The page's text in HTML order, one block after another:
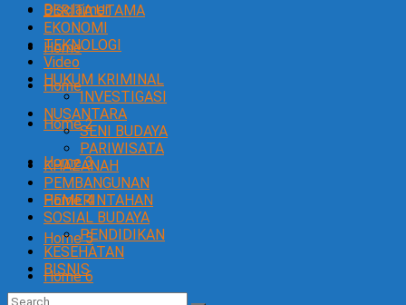
Disclaimer
Home
Home
Home 2
Home 3
Home 4
Home 5
Home 6
BERITA UTAMA
EKONOMI
TEKNOLOGI
Video
HUKUM KRIMINAL
INVESTIGASI
NUSANTARA
SENI BUDAYA
PARIWISATA
KHAZANAH
PEMBANGUNAN
PEMERINTAHAN
SOSIAL BUDAYA
PENDIDIKAN
KESEHATAN
BISNIS